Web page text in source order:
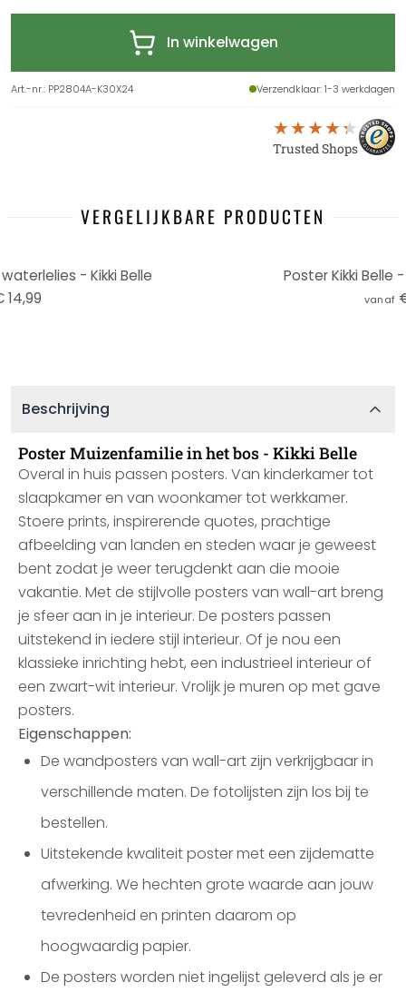
In winkelwagen
Art.-nr.: PP2804A-K30X24 Verzendklaar: 1-3 werkdagen
Trusted Shops
VERGELIJKBARE PRODUCTEN
- Kikki Belle
14,99
Poster Kikki Belle
vanaf
Beschrijving
Poster Muizenfamilie in het bos - Kikki Belle
Overal in huis passen posters. Van kinderkamer tot
slaapkamer en van woonkamer tot werkkamer.
Stoere prints, inspirerende quotes, prachtige
afbeelding van landen en steden waar je geweest
bent zodat je weer terugdenkt aan die mooie
vakantie. Met de stijlvolle posters van wall-art breng
je sfeer aan in je interieur. De posters passen
uitstekend in iedere stijl interieur. Of je nou een
klassieke inrichting hebt, een industrieel interieur of
een zwart-wit interieur. Vrolijk je muren op met gave
posters.
Eigenschappen:
De wandposters van wall-art zijn verkrijgbaar in
verschillende maten. De fotolijsten zijn los bij te
bestellen.
Uitstekende kwaliteit poster met een zijdematte
afwerking. We hechten grote waarde aan jouw
tevredenheid en printen daarom op
hoogwaardig papier.
De posters worden niet ingelijst geleverd als je er